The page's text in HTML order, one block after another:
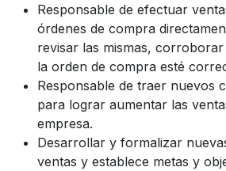
Responsable de efectuar
órdenes de compra
revisar las mismas,
la orden de compra esté
Responsable de traer nuevos
para lograr aumentar las
empresa.
Desarrollar y formalizar
ventas y establece metas y